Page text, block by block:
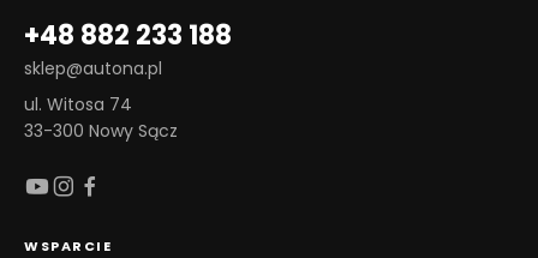
+48 882 233 188
sklep@autona.pl
ul. Witosa 74
33-300 Nowy Sącz
WSPARCIE